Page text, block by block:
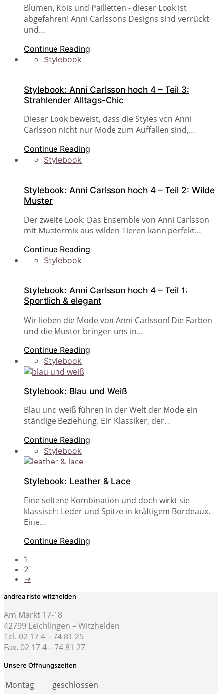
Blumen, Kois und Pailletten - dieser Look ist
abgefahren! Anni Carlssons Designs sind verrückt
und…
Continue Reading
Stylebook
Stylebook: Anni Carlsson hoch 4 – Teil 3:
Strahlender Alltags-Chic
Dieser Look beweist, dass die Styles von Anni
Carlsson nicht nur Mode zum Auffallen sind,…
Continue Reading
Stylebook
Stylebook: Anni Carlsson hoch 4 – Teil 2: Wilde
Muster
Der zweite Look: Das Ensemble von Anni Carlsson
mit Mustermix aus wilden Tieren kann perfekt…
Continue Reading
Stylebook
Stylebook: Anni Carlsson hoch 4 – Teil 1:
Sportlich & elegant
Wir lieben die Mode von Anni Carlsson! Die Farben
und die Muster bringen uns in…
Continue Reading
Stylebook
Stylebook: Blau und Weiß
Blau und weiß führen in der Welt der Mode ein
ständige Beziehung. Ein Klassiker, der…
Continue Reading
Stylebook
Stylebook: Leather & Lace
Eine seltene Kombination und doch wirkt sie
klassisch: Leder und Spitze in kräftigem Bordeaux.
Eine…
Continue Reading
1
2
→
andrea risto witzhelden
Am Markt 17-18
42799 Leichlingen – Witzhelden
Tel. 02 17 4 – 74 81 25
Fax. 02 17 4 – 74 81 27
Unsere Öffnungszeiten
Montag
geschlossen